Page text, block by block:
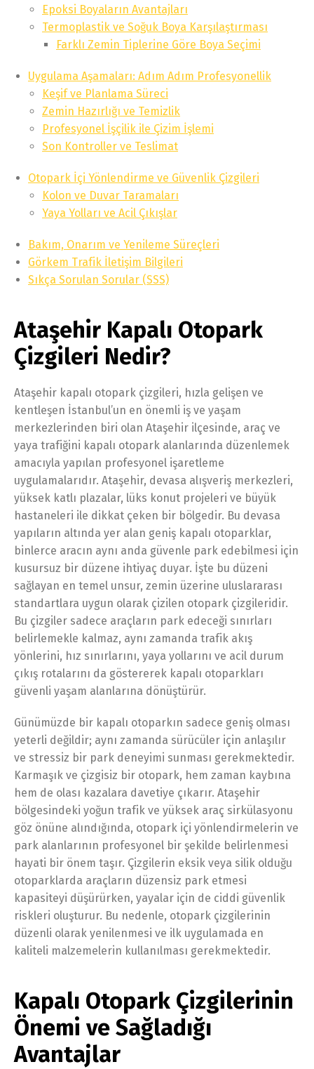
Epoksi Boyaların Avantajları
Termoplastik ve Soğuk Boya Karşılaştırması
Farklı Zemin Tiplerine Göre Boya Seçimi
Uygulama Aşamaları: Adım Adım Profesyonellik
Keşif ve Planlama Süreci
Zemin Hazırlığı ve Temizlik
Profesyonel İşçilik ile Çizim İşlemi
Son Kontroller ve Teslimat
Otopark İçi Yönlendirme ve Güvenlik Çizgileri
Kolon ve Duvar Taramaları
Yaya Yolları ve Acil Çıkışlar
Bakım, Onarım ve Yenileme Süreçleri
Görkem Trafik İletişim Bilgileri
Sıkça Sorulan Sorular (SSS)
Ataşehir Kapalı Otopark
Çizgileri Nedir?
Ataşehir kapalı otopark çizgileri, hızla gelişen ve
kentleşen İstanbul’un en önemli iş ve yaşam
merkezlerinden biri olan Ataşehir ilçesinde, araç ve
yaya trafiğini kapalı otopark alanlarında düzenlemek
amacıyla yapılan profesyonel işaretleme
uygulamalarıdır. Ataşehir, devasa alışveriş merkezleri,
yüksek katlı plazalar, lüks konut projeleri ve büyük
hastaneleri ile dikkat çeken bir bölgedir. Bu devasa
yapıların altında yer alan geniş kapalı otoparklar,
binlerce aracın aynı anda güvenle park edebilmesi için
kusursuz bir düzene ihtiyaç duyar. İşte bu düzeni
sağlayan en temel unsur, zemin üzerine uluslararası
standartlara uygun olarak çizilen otopark çizgileridir.
Bu çizgiler sadece araçların park edeceği sınırları
belirlemekle kalmaz, aynı zamanda trafik akış
yönlerini, hız sınırlarını, yaya yollarını ve acil durum
çıkış rotalarını da göstererek kapalı otoparkları
güvenli yaşam alanlarına dönüştürür.
Günümüzde bir kapalı otoparkın sadece geniş olması
yeterli değildir; aynı zamanda sürücüler için anlaşılır
ve stressiz bir park deneyimi sunması gerekmektedir.
Karmaşık ve çizgisiz bir otopark, hem zaman kaybına
hem de olası kazalara davetiye çıkarır. Ataşehir
bölgesindeki yoğun trafik ve yüksek araç sirkülasyonu
göz önüne alındığında, otopark içi yönlendirmelerin ve
park alanlarının profesyonel bir şekilde belirlenmesi
hayati bir önem taşır. Çizgilerin eksik veya silik olduğu
otoparklarda araçların düzensiz park etmesi
kapasiteyi düşürürken, yayalar için de ciddi güvenlik
riskleri oluşturur. Bu nedenle, otopark çizgilerinin
düzenli olarak yenilenmesi ve ilk uygulamada en
kaliteli malzemelerin kullanılması gerekmektedir.
Kapalı Otopark Çizgilerinin
Önemi ve Sağladığı
Avantajlar